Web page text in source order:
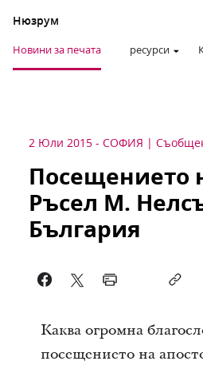
Нюзрум
Новини за печата ресурси
2 Юли 2015 - СОФИЯ
Посещението
Ръсел М.
България
Каква огромна
посещението на